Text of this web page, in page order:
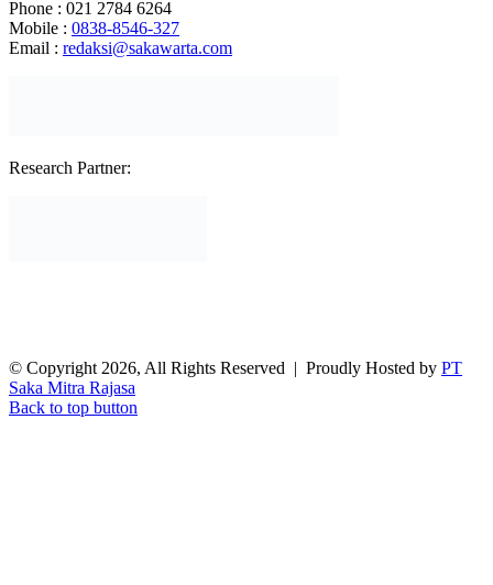
Phone : 021 2784 6264
Mobile : 0838-8546-327
Email : redaksi@sakawarta.com
Research Partner:
© Copyright 2026, All Rights Reserved | Proudly Hosted by PT
Saka Mitra Rajasa
Back to top button